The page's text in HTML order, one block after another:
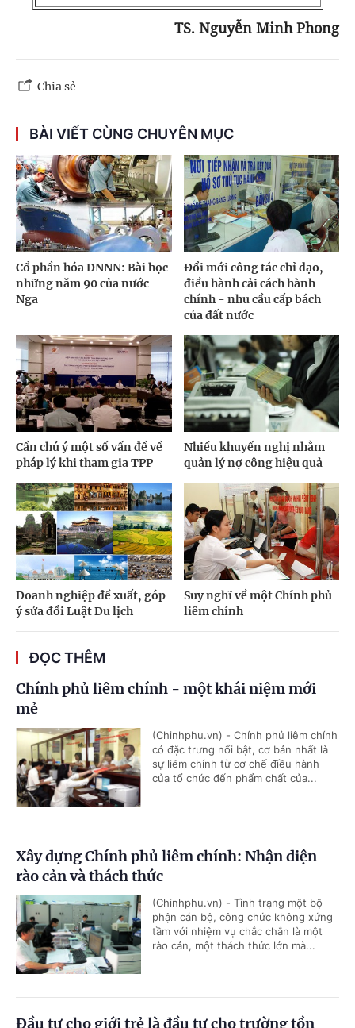
TS. Nguyễn Minh Phong
Chia sẻ
BÀI VIẾT CÙNG CHUYÊN MỤC
Cổ phần hóa DNNN: Bài học
những năm 90 của nước
Nga
Đổi mới công tác chỉ đạo,
điều hành cải cách hành
chính - nhu cầu cấp bách
của đất nước
Cần chú ý một số vấn đề về
pháp lý khi tham gia TPP
Nhiều khuyến nghị nhằm
quản lý nợ công hiệu quả
Doanh nghiệp đề xuất, góp
ý sửa đổi Luật Du lịch
Suy nghĩ về một Chính phủ
liêm chính
ĐỌC THÊM
Chính phủ liêm chính - một khái niệm mới
mẻ
(Chinhphu.vn) - Chính phủ liêm chính
có đặc trưng nổi bật, cơ bản nhất là
sự liêm chính từ cơ chế điều hành
của tổ chức đến phẩm chất của...
Xây dựng Chính phủ liêm chính: Nhận diện
rào cản và thách thức
(Chinhphu.vn) - Tình trạng một bộ
phận cán bộ, công chức không xứng
tầm với nhiệm vụ chắc chắn là một
rào cản, một thách thức lớn mà...
Đầu tư cho giới trẻ là đầu tư cho trường tồn